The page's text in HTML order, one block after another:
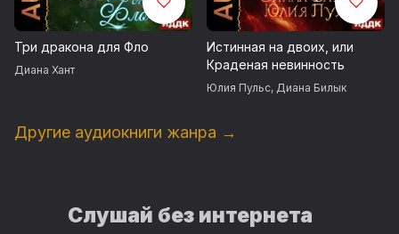
Три дракона для Фло
Диана Хант
Истинная на двоих, или
Краденая невинность
Юлия Пульс, Диана Билык
Другие аудиокниги жанра →
Слушай без интернета